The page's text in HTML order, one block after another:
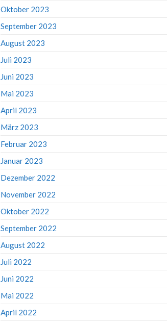
Oktober 2023
September 2023
August 2023
Juli 2023
Juni 2023
Mai 2023
April 2023
März 2023
Februar 2023
Januar 2023
Dezember 2022
November 2022
Oktober 2022
September 2022
August 2022
Juli 2022
Juni 2022
Mai 2022
April 2022